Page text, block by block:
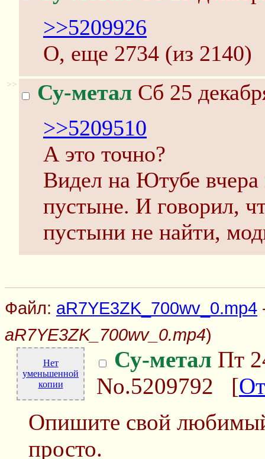
>>5209926
О, еще 2734 (из 2140)
>> Су-метал Сб 25
>>5209510
А это точно?
Видел на Ютубе вчера
пустыне. И говорил,
пустыни не найти,
Файл: aR7YE3ZK_700wv_0.mp4
aR7YE3ZK_700wv_0.mp4)
Нет
уменьшенной
копии
Су-метал Пт
No.5209792 [
Опишите свой
просто.